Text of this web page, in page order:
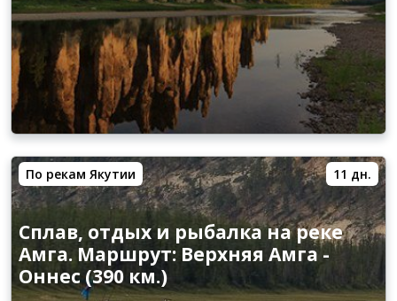
По рекам Якутии 11 дн.
Сплав, отдых и рыбалка на реке
Амга. Маршрут: Верхняя Амга -
Оннес (390 км.)